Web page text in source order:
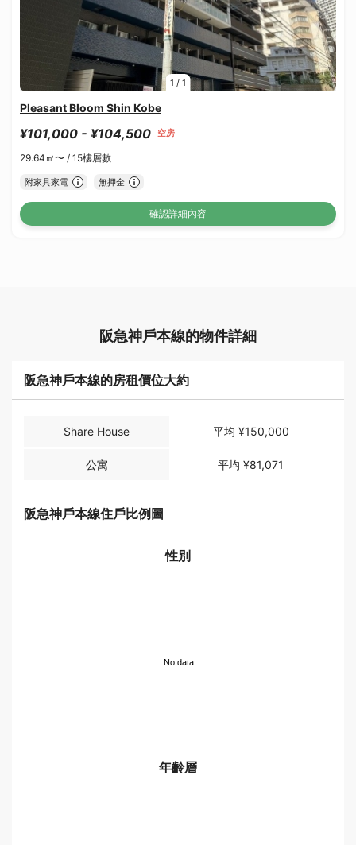
1 / 1
Pleasant Bloom Shin Kobe
¥101,000 - ¥104,500 空房
29.64㎡〜 / 15樓層數
附家具家電 無押金
確認詳細內容
阪急神戶本線的物件詳細
阪急神戶本線的房租價位大約
Share House 平均 ¥150,000
公寓 平均 ¥81,071
阪急神戶本線住戶比例圖
性別
No data
年齡層